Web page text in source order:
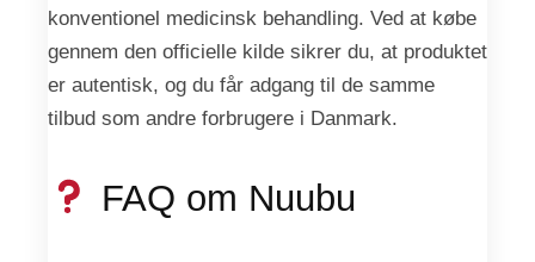
konventionel medicinsk behandling. Ved at købe
gennem den officielle kilde sikrer du, at produktet
er autentisk, og du får adgang til de samme
tilbud som andre forbrugere i Danmark.
FAQ om Nuubu